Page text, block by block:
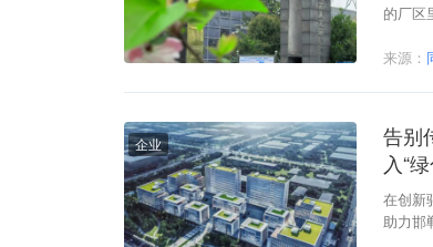
的厂区
来源：
企业
告别
入“
在创新
助力邯